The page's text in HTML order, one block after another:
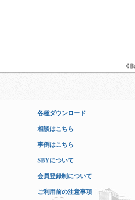
各種ダウンロード
相談はこちら
事例はこちら
SBYについて
会員登録制について
ご利用前の注意事項